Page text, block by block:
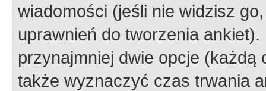
wiadomości (jeśli nie widzisz
uprawnień do tworzenia
przynajmniej dwie opcje
także wyznaczyć czas trwania